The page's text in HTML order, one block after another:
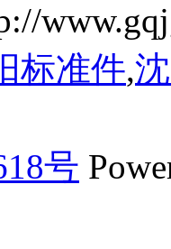
标准件,
号